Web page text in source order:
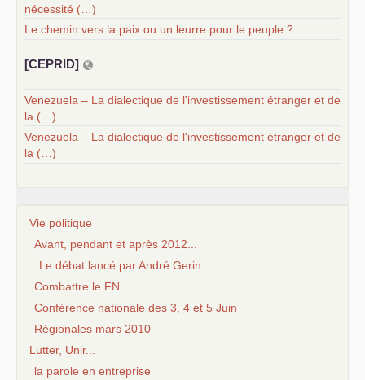
nécessité (…)
Le chemin vers la paix ou un leurre pour le peuple ?
[CEPRID]
Venezuela – La dialectique de l'investissement étranger et de
la (…)
Venezuela – La dialectique de l'investissement étranger et de
la (…)
Vie politique
Avant, pendant et après 2012...
Le débat lancé par André Gerin
Combattre le FN
Conférence nationale des 3, 4 et 5 Juin
Régionales mars 2010
Lutter, Unir...
la parole en entreprise